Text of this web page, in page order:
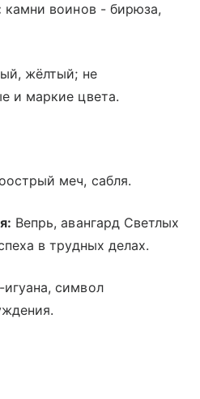
камни воинов - бирюза,
жёлтый; не
и маркие цвета.
меч, сабля.
Вепрь, авангард Светлых
в трудных делах.
символ